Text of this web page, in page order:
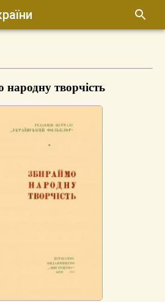
народну творчість